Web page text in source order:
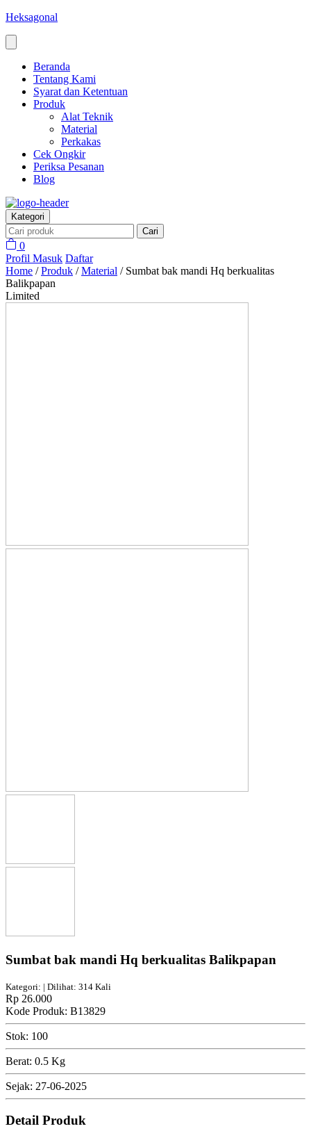
Heksagonal
Beranda
Tentang Kami
Syarat dan Ketentuan
Produk
Alat Teknik
Material
Perkakas
Cek Ongkir
Periksa Pesanan
Blog
Kategori
Cari
0
Profil Masuk Daftar
Home /Produk /Material / Sumbat bak mandi Hq berkualitas
Balikpapan
Limited
Sumbat bak mandi Hq berkualitas Balikpapan
Kategori: | Dilihat: 314 Kali
Rp 26.000
Kode Produk: B13829
Stok: 100
Berat: 0.5 Kg
Sejak: 27-06-2025
Detail Produk